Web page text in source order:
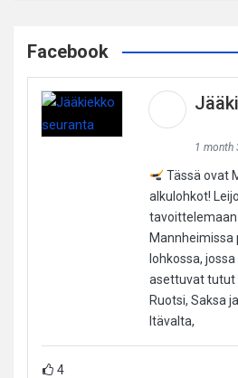
Facebook
1 month
Tässä ovat
alkulohkot!
Mannheimissa
lohkossa,
asettuvat tutut
Ruotsi, Saksa
Itävalta,
4